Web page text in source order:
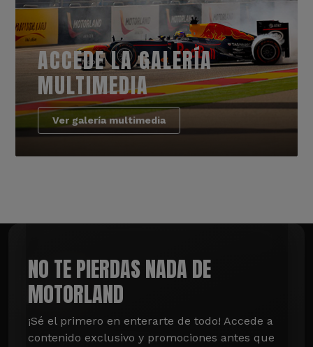
ACCEDE LA GALERÍA
MULTIMEDIA
Ver galería multimedia
NO TE PIERDAS NADA DE
MOTORLAND
¡Sé el primero en enterarte de todo! Accede a
contenido exclusivo y promociones antes que